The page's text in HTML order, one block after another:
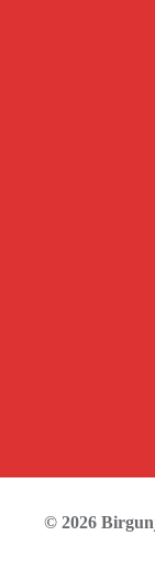
© 2026